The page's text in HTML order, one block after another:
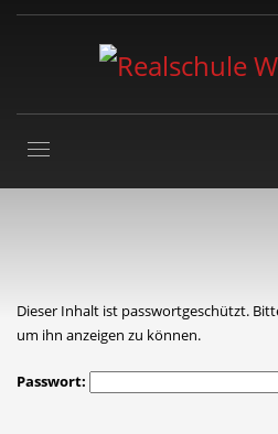
Dieser Inhalt ist passwortgeschützt.
um ihn anzeigen zu können.
Passwort: